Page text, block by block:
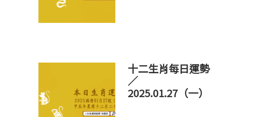
十二生肖每日運勢
／
2025.01.27（一）